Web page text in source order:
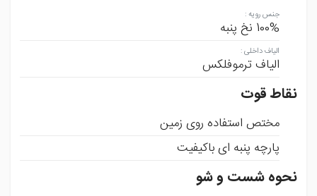
جنس رویه:
100% نخ پنبه
الیاف داخلی:
الیاف ترموفلکس
نقاط قوت
مختص استفاده روی زمین
پارچه پنبه ای باکیفیت
نحوه شست و شو